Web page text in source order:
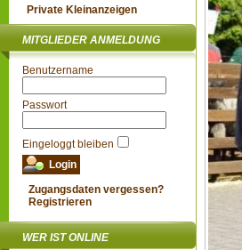
Private Kleinanzeigen
MITGLIEDER ANMELDUNG
Benutzername
Passwort
Eingeloggt bleiben
Zugangsdaten vergessen?
Registrieren
WER IST ONLINE